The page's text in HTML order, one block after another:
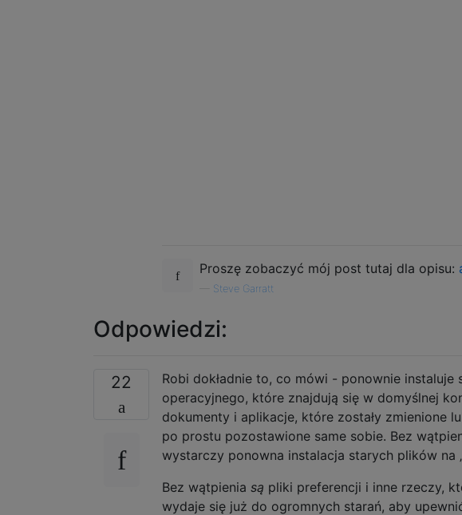
Proszę zobaczyć mój post tutaj dla opisu:
Steve Garratt
Odpowiedzi:
22
Robi dokładnie to, co mówi - ponownie
operacyjnego, które znajdują się w domyślnej
dokumenty i aplikacje, które zostały zmienione
po prostu pozostawione same sobie. Bez
wystarczy ponowna instalacja starych plików na
Bez wątpienia są pliki preferencji i inne rzeczy,
wydaje się już do ogromnych starań, aby